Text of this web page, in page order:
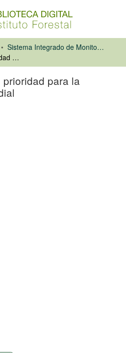
Sistema Integrado de Monitoreo de Ecosistemas Forestales Nativos de Chile (SIMEF)
El hotspot Chileno, prioridad para la Biodiversidad mundial
para la